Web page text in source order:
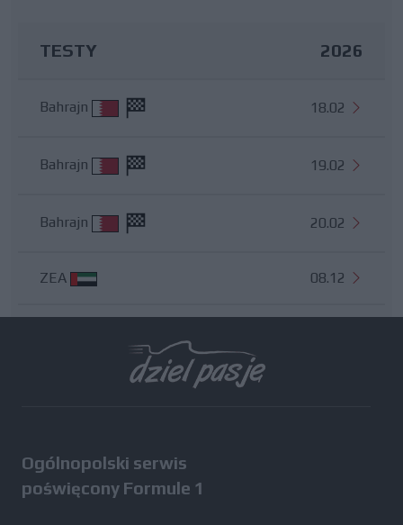
TESTY 2026
Bahrajn 18.02
Bahrajn 19.02
Bahrajn 20.02
ZEA 08.12
Ogólnopolski serwis
poświęcony Formule 1